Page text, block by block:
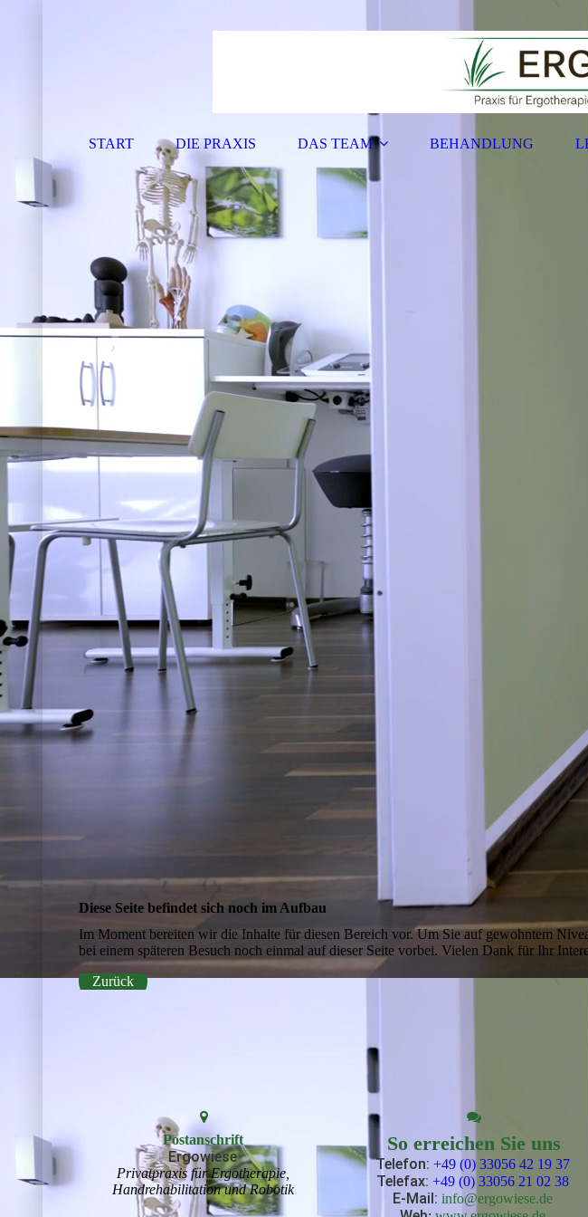
START DIE PRAXIS DAS TEAM BEHANDLUNG
Diese Seite befindet sich noch im Aufbau
Im Moment bereiten wir die Inhalte für diesen Bereich vor. Um Sie auf gewohntem
bei einem späteren Besuch noch einmal auf dieser Seite vorbei. Vielen Dank für Ihr
Zurück
Postanschrift
Ergowiese
Privatpraxis für Ergotherapie,
Handrehabilitation und Robotik
So erreichen Sie uns
Telefon: +49 (0) 33056 42 19 37
Telefax: +49 (0) 33056 21 02 38
E-Mail : info@ergowiese.de